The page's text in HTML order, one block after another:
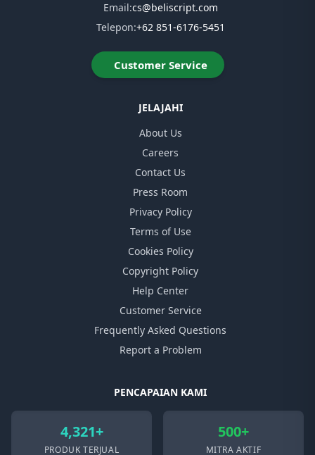
Email:cs@beliscript.com
Telepon:+62 851-6176-5451
Customer Service
JELAJAHI
About Us
Careers
Contact Us
Press Room
Privacy Policy
Terms of Use
Cookies Policy
Copyright Policy
Help Center
Customer Service
Frequently Asked Questions
Report a Problem
PENCAPAIAN KAMI
4,321+
PRODUK TERJUAL
500+
MITRA AKTIF